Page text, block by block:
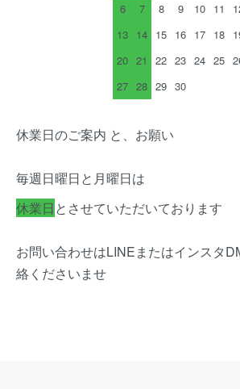
6
7 8 9 10 11
13 14 15 16 17 18
20 21 22 23 24 25
27 28 29 30
休業日のご案内 と、お願い
毎週日曜日と月曜日は
休業日 とさせていただいております
お問い合わせはLINEまたはインスタ
絡くださいませ